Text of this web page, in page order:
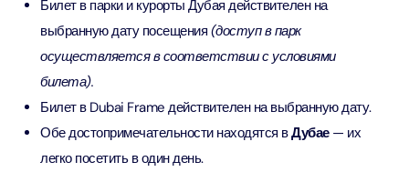
Билет в парки и курорты Дубая действителен на
выбранную дату посещения (доступ в парк
осуществляется в соответствии с условиями
билета).
Билет в Dubai Frame действителен на выбранную дату.
Обе достопримечательности находятся вДубае— их
легко посетить в один день.